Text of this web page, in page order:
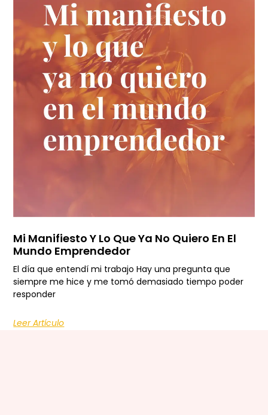
Mi Manifiesto Y Lo Que Ya No Quiero En El
Mundo Emprendedor
El día que entendí mi trabajo Hay una pregunta que
siempre me hice y me tomó demasiado tiempo poder
responder
Leer Artículo